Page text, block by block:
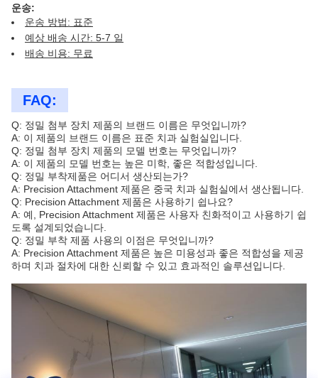
운송:
운송 방법: 표준
예상 배송 시간: 5-7 일
배송 비용: 무료
FAQ:
Q: 정밀 첨부 장치 제품의 브랜드 이름은 무엇입니까?
A: 이 제품의 브랜드 이름은 표준 치과 실험실입니다.
Q: 정밀 첨부 장치 제품의 모델 번호는 무엇입니까?
A: 이 제품의 모델 번호는 높은 미학, 좋은 적합성입니다.
Q: 정밀 부착제품은 어디서 생산되는가?
A: Precision Attachment 제품은 중국 치과 실험실에서 생산됩니다.
Q: Precision Attachment 제품은 사용하기 쉽나요?
A: 예, Precision Attachment 제품은 사용자 친화적이고 사용하기 쉽
도록 설계되었습니다.
Q: 정밀 부착 제품 사용의 이점은 무엇입니까?
A: Precision Attachment 제품은 높은 미용성과 좋은 적합성을 제공
하며 치과 절차에 대한 신뢰할 수 있고 효과적인 솔루션입니다.